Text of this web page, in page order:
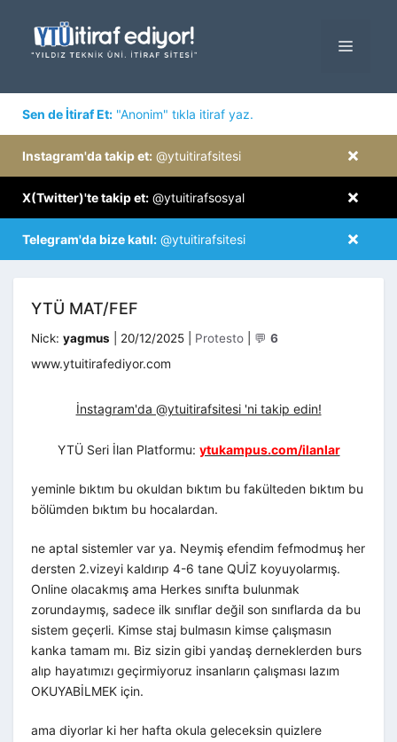
MENÜ
Sen de İtiraf Et: "Anonim" tıkla itiraf yaz.
×
Instagram'da takip et: @ytuitirafsitesi
×
X(Twitter)'te takip et: @ytuitirafsosyal
×
Telegram'da bize katıl: @ytuitirafsitesi
YTÜ MAT/FEF
Nick: yagmus 20/12/2025 Kategoriler
Protesto 💬 6
www.ytuitirafediyor.com
İnstagram'da @ytuitirafsitesi 'ni takip edin!
YTÜ Seri İlan Platformu: ytukampus.com/ilanlar
yeminle bıktım bu okuldan bıktım bu fakülteden bıktım bu
bölümden bıktım bu hocalardan.
ne aptal sistemler var ya. Neymiş efendim fefmodmuş her
dersten 2.vizeyi kaldırıp 4-6 tane QUİZ koyuyolarmış.
Online olacakmış ama Herkes sınıfta bulunmak
zorundaymış, sadece ilk sınıflar değil son sınıflarda da bu
sistem geçerli. Kimse staj bulmasın kimse çalışmasın
kanka tamam mı. Biz sizin gibi yandaş derneklerden burs
alıp hayatımızı geçirmiyoruz insanların çalışması lazım
OKUYABİLMEK için.
ama diyorlar ki her hafta okula geleceksin quizlere